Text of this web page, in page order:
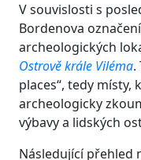
V souvislosti s
Bordenova
archeologických
Ostrově krále Viléma.
places“, tedy místy,
archeologicky
výbavy a lidských
Následující přehled